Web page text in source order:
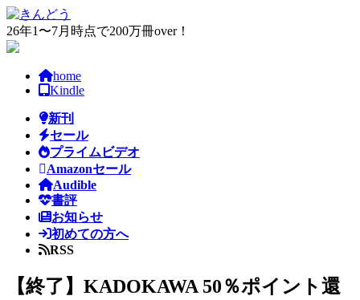
コ
ン
テ
ナ
ビ
ゲ
26年1〜7月時点で200万冊over！
home
Kindle
新刊
セール
プライムビデオ
Amazonセール
Audible
書評
お知らせ
初めての方へ
RSS
【終了】KADOKAWA 50％ポイント還